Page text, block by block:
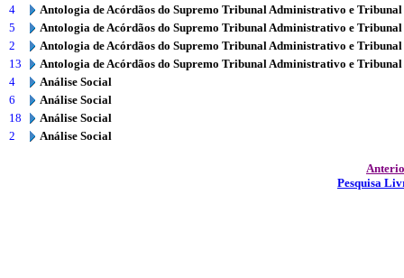
4
Antologia de Acórdãos do Supremo Tribunal Administrativo e
5
Antologia de Acórdãos do Supremo Tribunal Administrativo e
2
Antologia de Acórdãos do Supremo Tribunal Administrativo e
13
Antologia de Acórdãos do Supremo Tribunal Administrativo e
4
Análise Social
6
Análise Social
18
Análise Social
2
Análise Social
Pesquisa